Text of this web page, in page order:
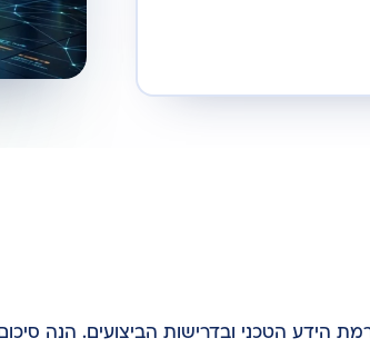
הידע הטכני ובדרישות הביצועים. הנה